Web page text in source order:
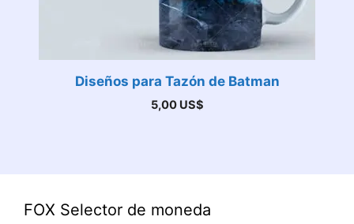
Diseños para Tazón de Batman
5,00 US$
FOX Selector de moneda